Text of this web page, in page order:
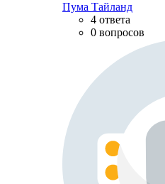
Пума Тайланд
4 ответа
0 вопросов